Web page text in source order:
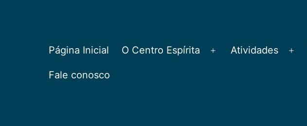
CEPAC
Página Inicial O Centro Espírita
Abrir
Atividades
Fale conosco